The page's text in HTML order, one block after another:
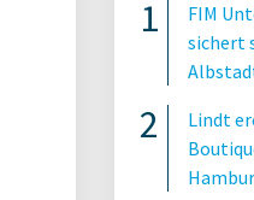
FIM
sichert
Lindt